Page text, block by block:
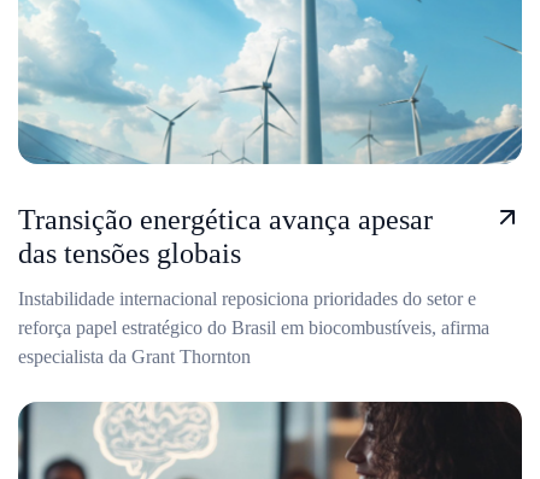
Transição energética avança apesar
das tensões globais
Instabilidade internacional reposiciona prioridades do setor e
reforça papel estratégico do Brasil em biocombustíveis, afirma
especialista da Grant Thornton